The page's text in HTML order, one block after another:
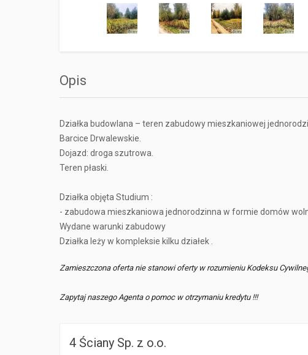
Opis
Działka budowlana – teren zabudowy mieszkaniowej
Barcice Drwalewskie.
Dojazd: droga szutrowa.
Teren płaski.
Działka objęta Studium :
- zabudowa mieszkaniowa jednorodzinna w formie domów
Wydane warunki zabudowy
Działka leży w kompleksie kilku działek .
Zamieszczona oferta nie stanowi oferty w rozumieniu Kodeksu
Zapytaj naszego Agenta o pomoc w otrzymaniu kredytu !!!
4 Ściany Sp. z o.o.